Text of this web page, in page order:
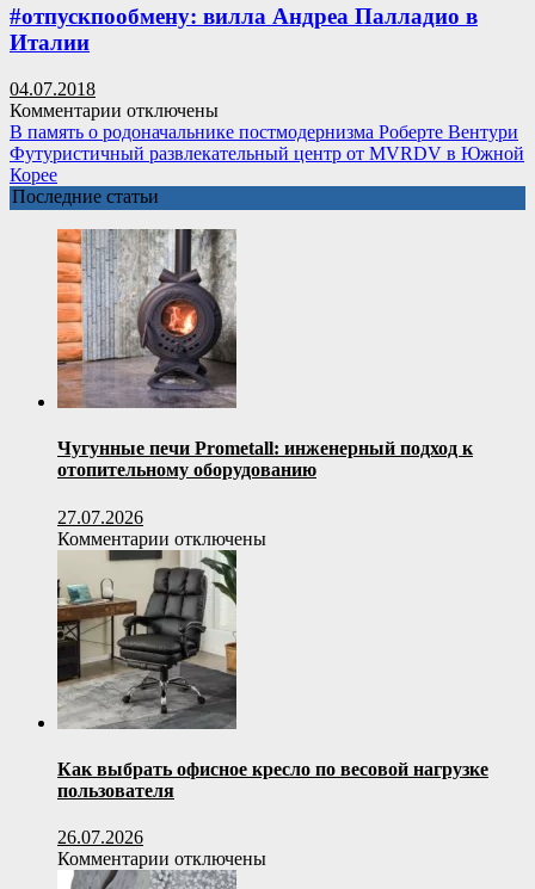
часовня
#отпускпообмену: вилла Андреа Палладио в
Италии
04.07.2018
Комментарии к
записи
#отпускпообмену:
Андреа
Палладио
в
Италии
отключены
В память о родоначальнике постмодернизма Роберте Вентури
Футуристичный развлекательный центр от MVRDV в Южной
Корее
Последние статьи
Чугунные печи Prometall: инженерный подход к
отопительному оборудованию
27.07.2026
Комментарии к
записи
Чугунные
печи
Prometall:
инженерный
подход
к
отопительному
оборудованию
отключены
Как выбрать офисное кресло по весовой нагрузке
пользователя
26.07.2026
Комментарии к
записи
отключены